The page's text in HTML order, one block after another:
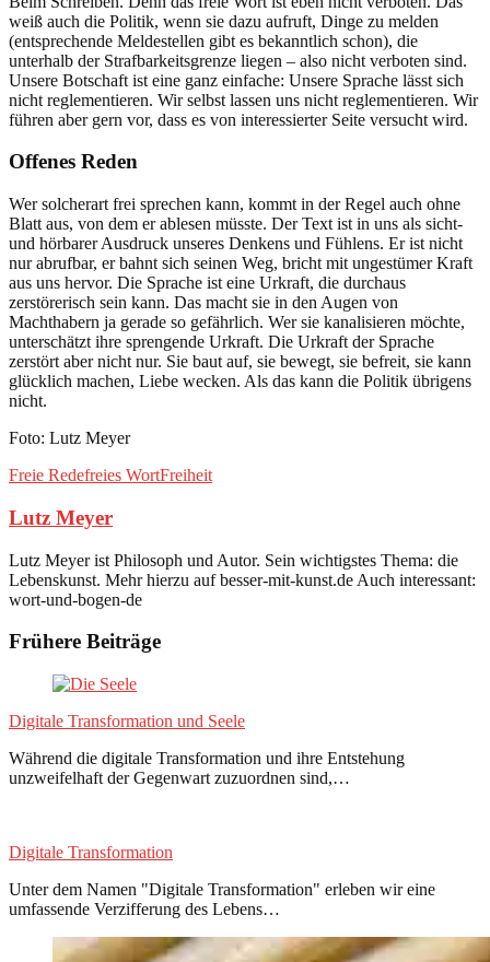
weiß auch die Politik, wenn sie dazu aufruft, Dinge zu melden
(entsprechende Meldestellen gibt es bekanntlich schon), die
unterhalb der Strafbarkeitsgrenze liegen – also nicht verboten sind.
Unsere Botschaft ist eine ganz einfache: Unsere Sprache lässt sich
nicht reglementieren. Wir selbst lassen uns nicht reglementieren. Wir
führen aber gern vor, dass es von interessierter Seite versucht wird.
Offenes Reden
Wer solcherart frei sprechen kann, kommt in der Regel auch ohne
Blatt aus, von dem er ablesen müsste. Der Text ist in uns als sicht-
und hörbarer Ausdruck unseres Denkens und Fühlens. Er ist nicht
nur abrufbar, er bahnt sich seinen Weg, bricht mit ungestümer Kraft
aus uns hervor. Die Sprache ist eine Urkraft, die durchaus
zerstörerisch sein kann. Das macht sie in den Augen von
Machthabern ja gerade so gefährlich. Wer sie kanalisieren möchte,
unterschätzt ihre sprengende Urkraft. Die Urkraft der Sprache
zerstört aber nicht nur. Sie baut auf, sie bewegt, sie befreit, sie kann
glücklich machen, Liebe wecken. Als das kann die Politik übrigens
nicht.
Foto: Lutz Meyer
Freie Redefreies WortFreiheit
Lutz Meyer
Lutz Meyer ist Philosoph und Autor. Sein wichtigstes Thema: die
Lebenskunst. Mehr hierzu auf besser-mit-kunst.de Auch interessant:
wort-und-bogen-de
Frühere Beiträge
Digitale Transformation und Seele
Während die digitale Transformation und ihre Entstehung
unzweifelhaft der Gegenwart zuzuordnen sind,…
Digitale Transformation
Unter dem Namen "Digitale Transformation" erleben wir eine
umfassende Verzifferung des Lebens…